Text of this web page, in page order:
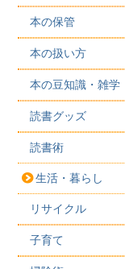
本の保管
本の扱い方
本の豆知識・雑学
読書グッズ
読書術
生活・暮らし
リサイクル
子育て